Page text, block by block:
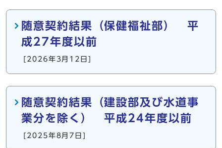
随意契約結果（保健福祉部） 平
成27年度以前
[2026年3月12日]
随意契約結果（建設部及び水道事
業分を除く） 平成24年度以前
[2025年8月7日]